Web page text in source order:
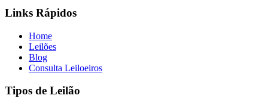
Links Rápidos
Home
Leilões
Blog
Consulta Leiloeiros
Tipos de Leilão